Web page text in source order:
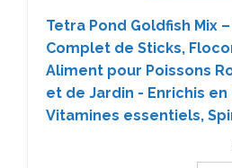
Tetra Pond Goldfish Mix
Complet de Sticks,
Aliment pour Poissons
et de Jardin - Enrichis
Vitamines essentiels,